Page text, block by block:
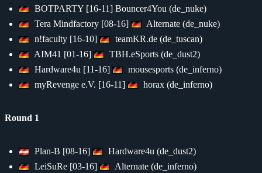
BOTPARTY [16-11] Bouncer4You (de_nuke)
Tera Mindfactory [08-16]
Alternate (de_nuke)
n!faculty [16-10]
teamKR.de (de_tuscan)
AIM41 [01-16]
TBH.eSports (de_dust2)
Hardware4u [11-16]
mousesports (de_inferno)
myRevenge e.V. [16-11]
horax (de_inferno)
Round 1
Plan-B [08-16]
Hardware4u (de_dust2)
LeiSuRe [03-16]
Alternate (de_inferno)